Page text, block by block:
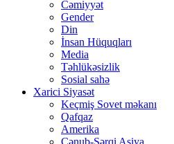
Cəmiyyət
Gender
Din
İnsan Hüquqları
Media
Təhlükəsizlik
Sosial sahə
Xarici Siyasət
Keçmiş Sovet məkanı
Qafqaz
Amerika
Cənub-Şərqi Asiya